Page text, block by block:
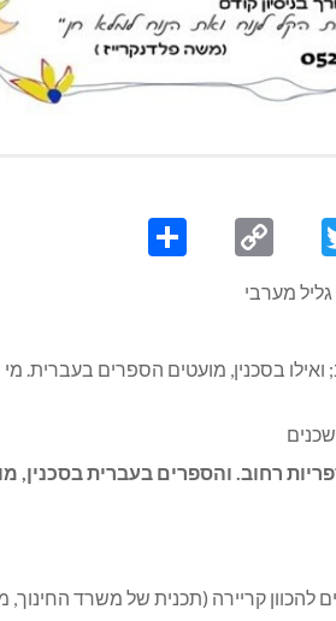
Twitter
Copy
מערבי
בסכנין, מועטים הספרים בעברית.
רחוב. והספרים בעברית בסכנין,
קריירה (תכנית של משרד החינוך,